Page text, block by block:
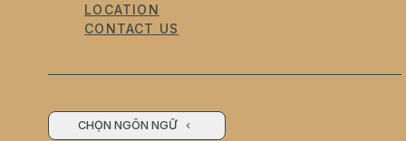
LOCATION
CONTACT US
CHỌN NGÔN NGỮ